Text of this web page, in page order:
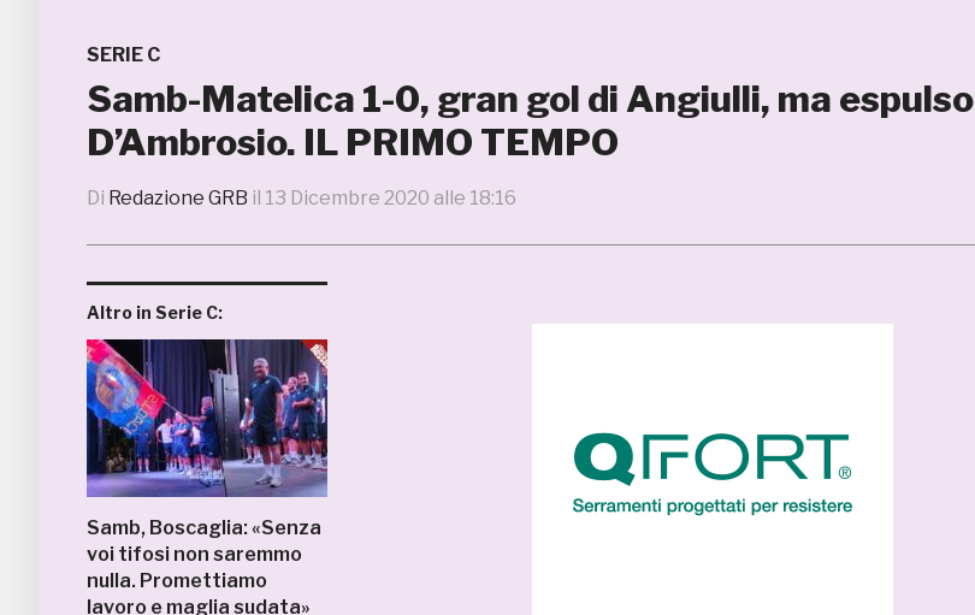
SERIE C
Samb-Matelica 1-0, gran gol di Angiulli, ma espulso
D’Ambrosio. IL PRIMO TEMPO
Di Redazione GRB il 13 Dicembre 2020 alle 18:16
Altro in Serie C:
Samb, Boscaglia: «Senza
voi tifosi non saremmo
nulla. Promettiamo
lavoro e maglia sudata»